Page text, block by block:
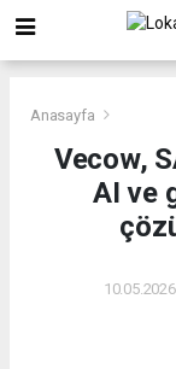
Anasayfa
Vecow,
AI ve